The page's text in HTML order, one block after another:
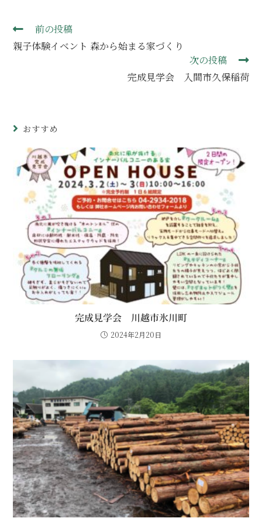
前の投稿
親子体験イベント 森から始まる家づくり
次の投稿
完成見学会 入間市久保稲荷
おすすめ
完成見学会 川越市氷川町
2024年2月20日